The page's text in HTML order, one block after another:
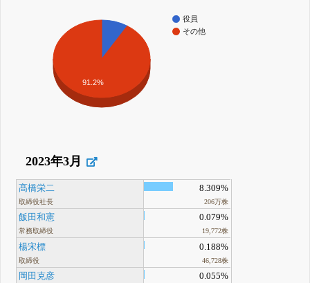
役員
その他
91.2%
2023年3月
髙橋栄二
取締役社長
8.309%
206万株
飯田和憲
常務取締役
0.079%
19,772株
楊宋標
取締役
0.188%
46,728株
岡田克彦 0.055%